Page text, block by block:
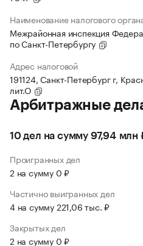
Наименование налогового
Межрайонная инспекция
по Санкт-Петербургу
Адрес налоговой
191124, Санкт-Петербург г,
лит.О
Арбитражные
10 дел на сумму 97,94 млн
Проигранных дел
2 на сумму 0 ₽
Частично выигранных дел
4 на сумму 221,06 тыс. ₽
Закрытых дел
2 на сумму 0 ₽